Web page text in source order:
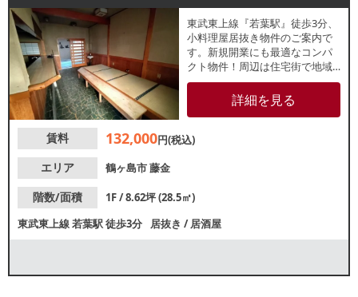
東武東上線『若葉駅』徒歩3分、
小料理屋居抜き物件のご案内で
す。新規開業にも最適なコンパ
クト物件！周辺は住宅街で地域
密着型の営業に最適なエリアで
す。諸条件等、お気軽にお問合
せください。
詳細を見る
賃料 132,000円(税込)
エリア
鶴ヶ島市藤金
階数/面積
1F / 8.62坪 (28.5㎡)
東武東上線若葉駅徒歩3分 居抜き /居酒屋